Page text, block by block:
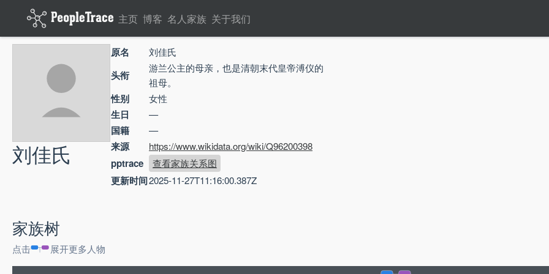
主页 博客 名人家族 关于我们
刘佳氏
原名 刘佳氏
头衔
游兰公主的母亲，也是清朝末代皇帝溥仪的
祖母。
性别 女性
生日 —
国籍 —
来源 https://www.wikidata.org/wiki/Q96200398
pptrace 查看家族关系图
更新时间2025-11-27T11:16:00.387Z
家族树
点击 展开更多人物